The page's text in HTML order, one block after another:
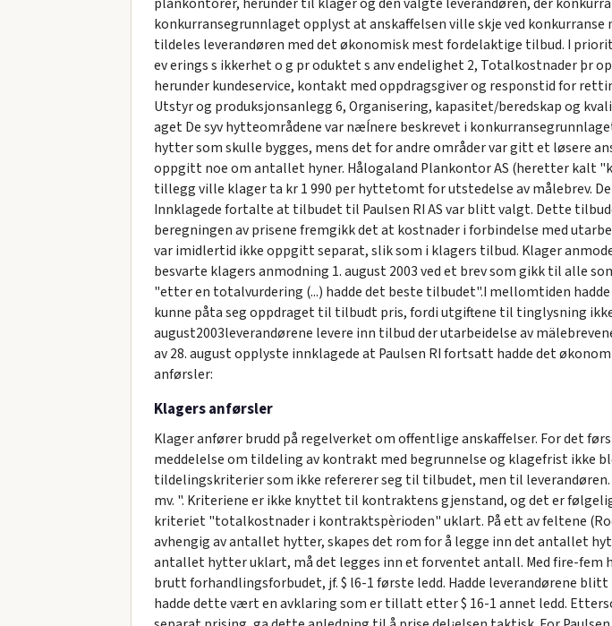
konkurransegrunnlaget opplyst at anskaffelsen ville skje ved
tildeles leverandøren med det økonomisk mest fordelaktige tilbud. I
ev erings s ikkerhet o g pr oduktet s anv endelighet 2, Totalkostnader þr
herunder kundeservice, kontakt med oppdragsgiver og responstid for
Utstyr og produksjonsanlegg 6, Organisering, kapasitet/beredskap og
aget De syv hytteområdene var næÍnere beskrevet i
hytter som skulle bygges, mens det for andre områder var gitt et løsere
oppgitt noe om antallet hyner. Hålogaland Plankontor AS (heretter kalt
tillegg ville klager ta kr 1 990 per hyttetomt for utstedelse av målebrev.
Innklagede fortalte at tilbudet til Paulsen RI AS var blitt valgt. Dette
beregningen av prisene fremgikk det at kostnader i forbindelse med
var imidlertid ikke oppgitt separat, slik som i klagers tilbud. Klager
besvarte klagers anmodning 1. august 2003 ved et brev som gikk til alle
"etter en totalvurdering (...) hadde det beste tilbudet".I mellomtiden
kunne påta seg oppdraget til tilbudt pris, fordi utgiftene til tinglysning
august2003leverandørene levere inn tilbud der utarbeidelse av
av 28. august opplyste innklagede at Paulsen RI fortsatt hadde det
anførsler:
Klagers anførsler
Klager anfører brudd på regelverket om offentlige anskaffelser. For det
meddelelse om tildeling av kontrakt med begrunnelse og klagefrist ikke
tildelingskriterier som ikke refererer seg til tilbudet, men til
mv. ". Kriteriene er ikke knyttet til kontraktens gjenstand, og det er
kriteriet "totalkostnader i kontraktspèrioden" uklart. På ett av feltene
avhengig av antallet hytter, skapes det rom for å legge inn det antallet
antallet hytter uklart, må det legges inn et forventet antall. Med fire-fem
brutt forhandlingsforbudet, jf. $ l6-1 første ledd. Hadde leverandørene
hadde dette vært en avklaring som er tillatt etter $ 16-1 annet ledd.